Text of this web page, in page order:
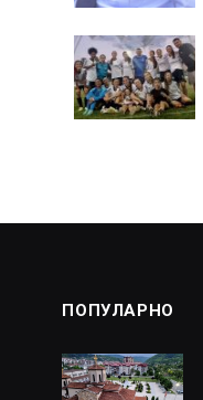
ПОПУЛАРНО